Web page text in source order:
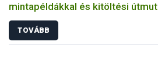
mintapéldákkal és kitöltési
TOVÁBB